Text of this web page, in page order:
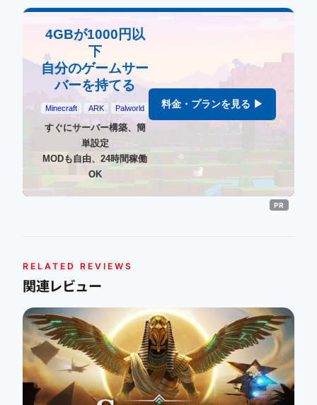
4GBが1000円以
下
自分のゲームサー
バーを持てる
Minecraft ARK Palworld
すぐにサーバー構築、簡
単設定
MODも自由、24時間稼働
OK
料金・プランを見る ▶
RELATED REVIEWS
関連レビュー